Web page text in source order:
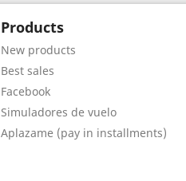
Products
New products
Best sales
Facebook
Simuladores de vuelo
Aplazame (pay in installments)